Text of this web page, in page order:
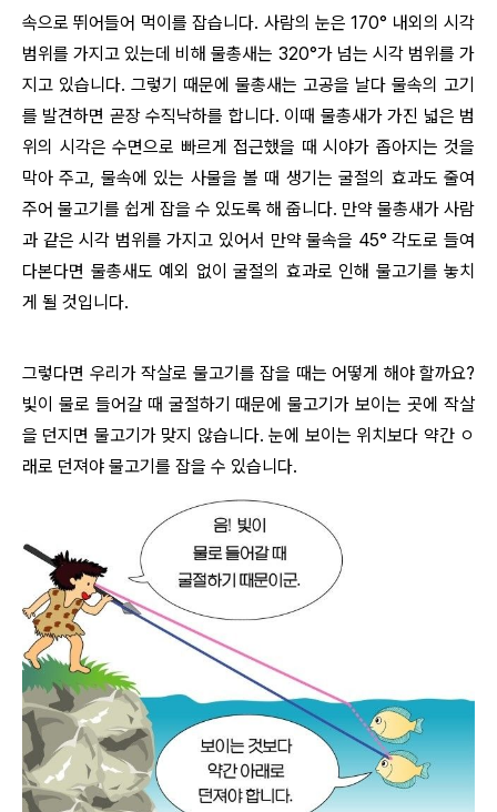
속으로 뛰어들어 먹이를 잡습니다. 사람의 눈은 170° 내외의 시각
범위를 가지고 있는데 비해 물총새는 320°가 넘는 시각 범위를 가
지고 있습니다. 그렇기 때문에 물총새는 고공을 날다 물속의 고기
를 발견하면 곧장 수직낙하를 합니다. 이때 물총새가 가진 넓은 범
위의 시각은 수면으로 빠르게 접근했을 때 시야가 좁아지는 것을
막아 주고, 물속에 있는 사물을 볼 때 생기는 굴절의 효과도 줄여
주어 물고기를 쉽게 잡을 수 있도록 해 줍니다. 만약 물총새가 사람
과 같은 시각 범위를 가지고 있어서 만약 물속을 45° 각도로 들여
다본다면 물총새도 예외 없이 굴절의 효과로 인해 물고기를 놓치
게 될 것입니다.
그렇다면 우리가 작살로 물고기를 잡을 때는 어떻게 해야 할까요?
빛이 물로 들어갈 때 굴절하기 때문에 물고기가 보이는 곳에 작살
을 던지면 물고기가 맞지 않습니다. 눈에 보이는 위치보다 약간 ㅇ
래로 던져야 물고기를 잡을 수 있습니다.